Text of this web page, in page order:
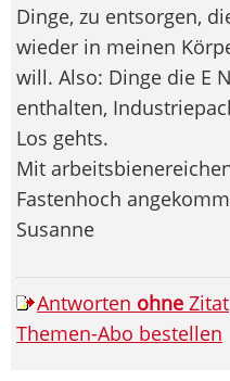
Dinge, zu entsorgen,
wieder in meinen
will. Also: Dinge die E
enthalten,
Los gehts.
Mit
Fastenhoch
Susanne
Antworten ohne Zitat
Themen-Abo bestellen